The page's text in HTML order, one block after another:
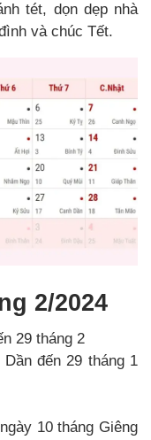
tét, dọn dẹp nhà
và chúc Tết.
2/2024
29 tháng 2
đến 29 tháng 1
10 tháng Giêng